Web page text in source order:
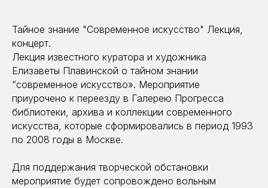
Тайное знание "Современное искусство" Лекция,
концерт.
Лекция известного куратора и художника
Елизаветы Плавинской о тайном знании
“современное искусство». Мероприятие
приурочено к переезду в Галерею Прогресса
библиотеки, архива и коллекции современного
искусства, которые сформировались в период 1993
по 2008 годы в Москве.
Для поддержания творческой обстановки
мероприятие будет сопровождено вольным